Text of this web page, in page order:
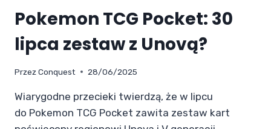
Pokemon TCG Pocket: 30
lipca zestaw z Unovą?
Przez Conquest 28/06/2025
Wiarygodne przecieki twierdzą, że w lipcu
do Pokemon TCG Pocket zawita zestaw kart